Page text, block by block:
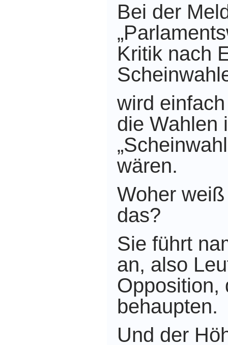
Bei der
Kritik nach
wird
die Wahlen
wären.
Woher
das?
Sie führt
an, also
Opposition,
behaupten.
Und der